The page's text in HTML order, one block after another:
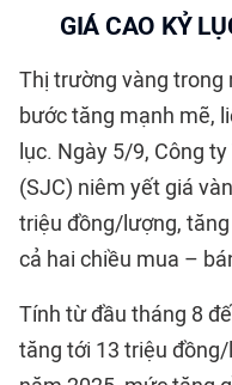
GIÁ CAO KỶ
Thị trường vàng trong
bước tăng mạnh mẽ,
lục. Ngày 5/9, Công
(SJC) niêm yết giá
triệu đồng/lượng,
cả hai chiều mua –
Tính từ đầu tháng 8
tăng tới 13 triệu